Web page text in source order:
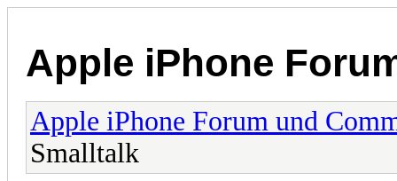
Apple iPhone
Apple iPhone Forum und
Smalltalk